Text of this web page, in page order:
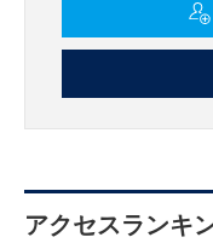
アクセスランキ